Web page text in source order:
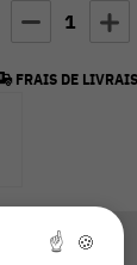
1
FRAIS DE
☝ 🍪